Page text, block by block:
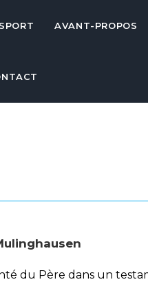
AVANT-PROPOS
du Père dans un